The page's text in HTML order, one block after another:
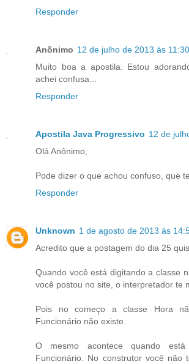
Responder
Anônimo 12 de julho de 2013 às 11:30
Muito boa a apostila. Estou
achei confusa...
Responder
Apostila Java Progressivo 12 de
Olá Anônimo,
Pode dizer o que achou confuso, que
Responder
Unknown 1 de agosto de 2013 às
Acredito que a postagem do dia 25
Quando você está digitando a classe
você postou no site, o interpretador te
Pois no começo a classe Hora
Funcionário não existe.
O mesmo acontece quando
Funcionário. No construtor você não